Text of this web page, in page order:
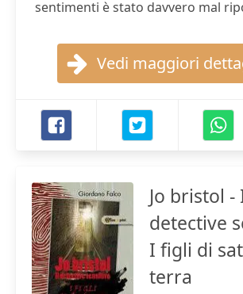
sentimenti è stato davvero mal
Vedi maggiori
Jo bristol -
detective
I figli di
terra